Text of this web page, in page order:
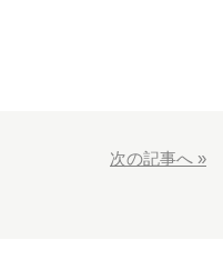
次の記事へ »